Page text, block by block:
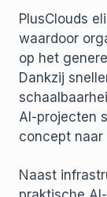
PlusClouds
waardoor
op het
Dankzij
AI-projecten
concept naar
Naast